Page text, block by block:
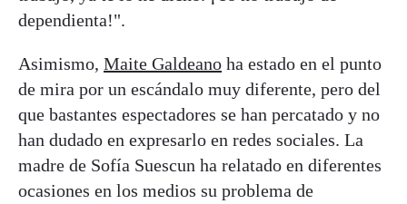
dependienta!".
Asimismo, Maite Galdeano ha estado en el punto
de mira por un escándalo muy diferente, pero del
que bastantes espectadores se han percatado y no
han dudado en expresarlo en redes sociales. La
madre de Sofía Suescun ha relatado en diferentes
ocasiones en los medios su problema de